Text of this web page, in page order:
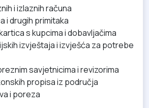
i izlaznih računa
i drugih primitaka
s kupcima i dobavljačima
izvještaja i izvješća za potrebe
savjetnicima i revizorima
propisa iz područja
i poreza